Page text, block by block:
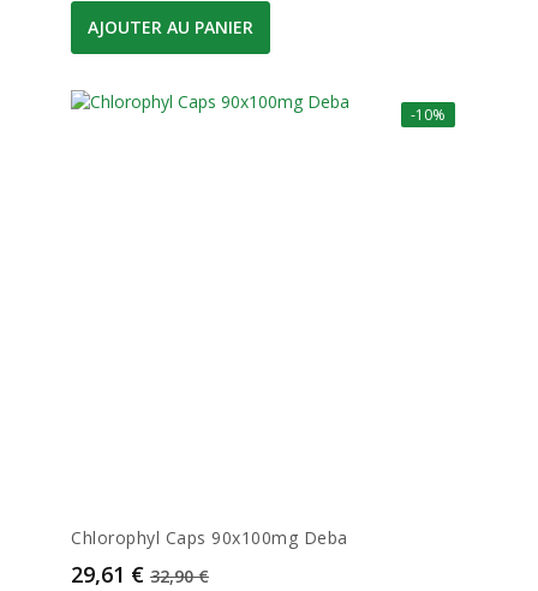
AJOUTER AU PANIER
-10%
Chlorophyl Caps 90x100mg Deba
Prix
29,61 € Prix de base
32,90 €